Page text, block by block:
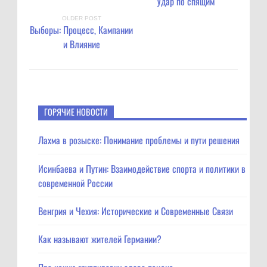
OLDER POST
Выборы: Процесс, Кампании
и Влияние
ГОРЯЧИЕ НОВОСТИ
Лахма в розыске: Понимание проблемы и пути решения
Исинбаева и Путин: Взаимодействие спорта и политики в
современной России
Венгрия и Чехия: Исторические и Современные Связи
Как называют жителей Германии?